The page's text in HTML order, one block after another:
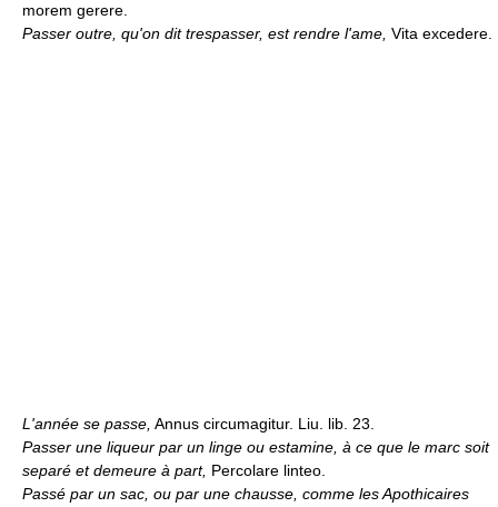
morem gerere.
Passer outre, qu'on dit trespasser, est rendre l'ame, Vita excedere.
L'année se passe, Annus circumagitur. Liu. lib. 23.
Passer une liqueur par un linge ou estamine, à ce que le marc soit
separé et demeure à part, Percolare linteo.
Passé par un sac, ou par une chausse, comme les Apothicaires